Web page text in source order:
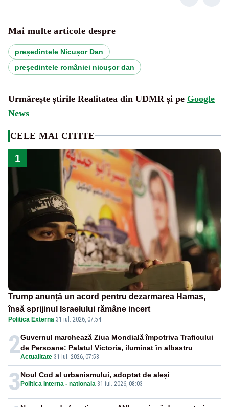
Mai multe articole despre
președintele Nicușor Dan
președintele româniei nicușor dan
Urmărește știrile Realitatea din UDMR și pe Google
News
CELE MAI CITITE
1
Trump anunță un acord pentru dezarmarea Hamas,
însă sprijinul Israelului rămâne incert
Politica Externa·31 iul. 2026, 07:54
2Actualitate-31 iul. 2026, 07:58
Guvernul marchează Ziua Mondială împotriva Traficului
de Persoane: Palatul Victoria, iluminat în albastru
3 Politica Interna - nationala-31 iul. 2026, 08:03
Noul Cod al urbanismului, adoptat de aleși